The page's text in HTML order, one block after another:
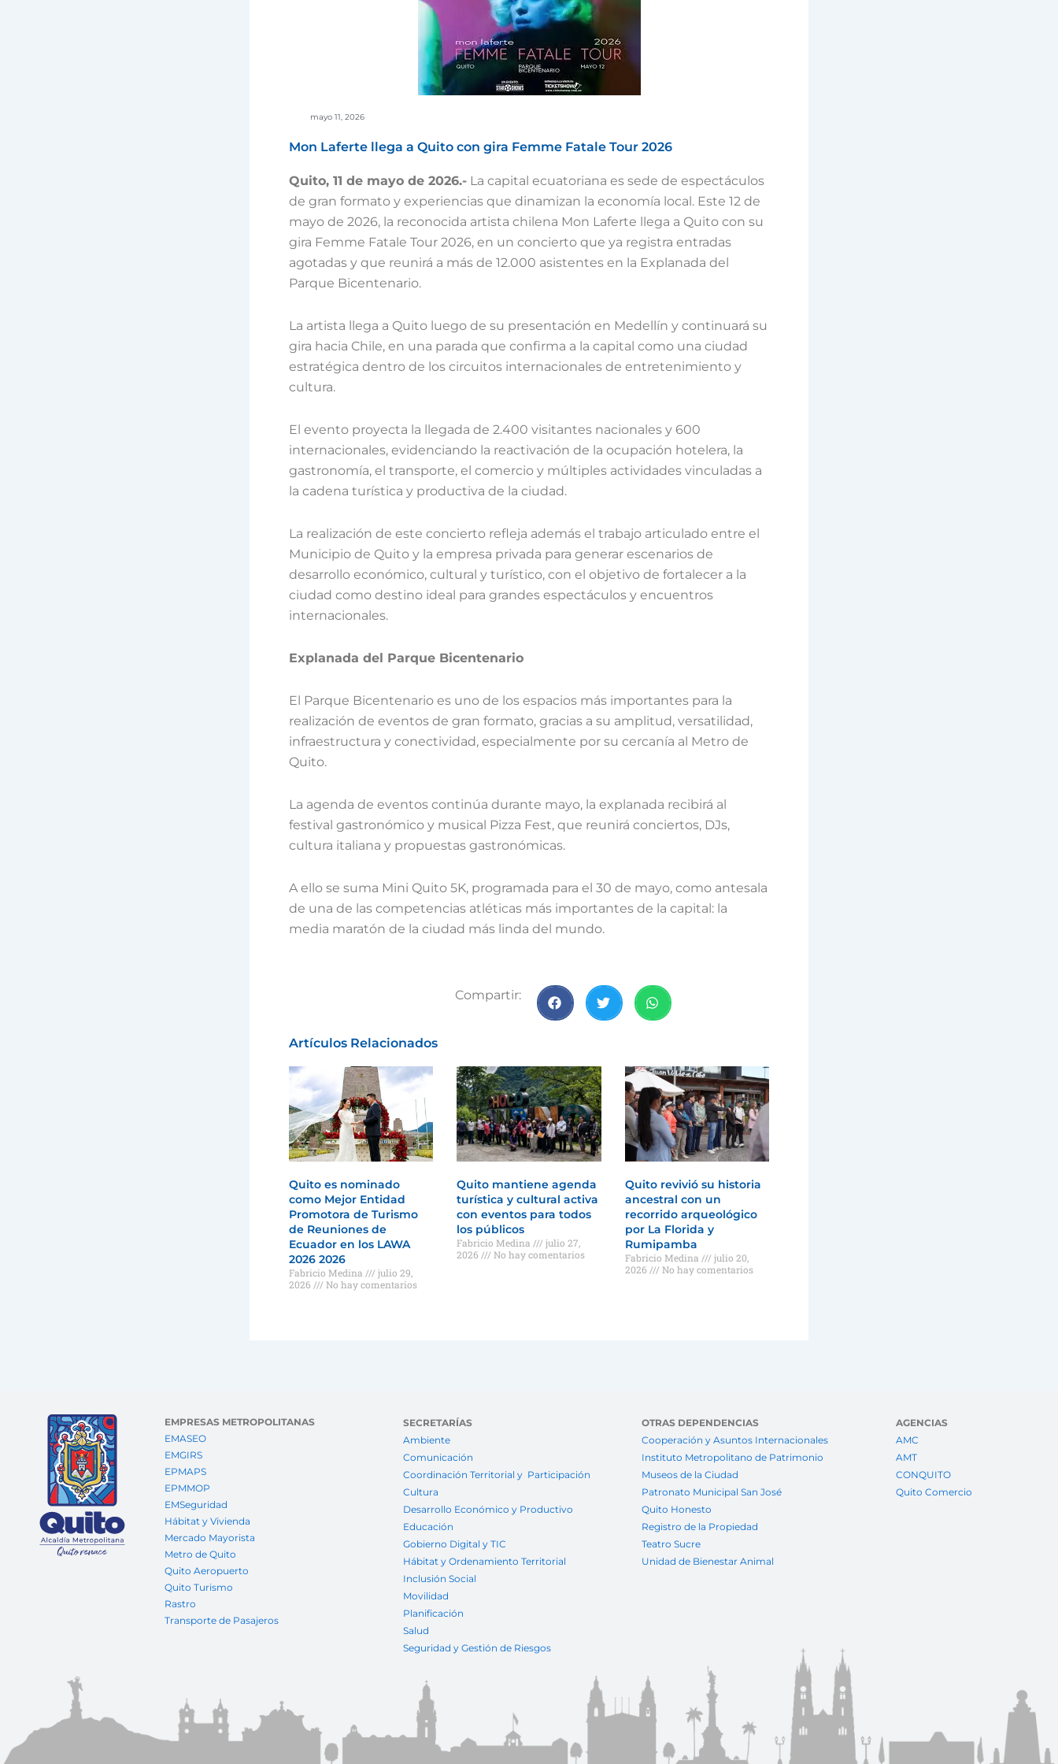
mayo 11, 2026
Mon Laferte llega a Quito con gira Femme Fatale Tour 2026
Quito, 11 de mayo de 2026.- La capital ecuatoriana es sede de espectáculos
de gran formato y experiencias que dinamizan la economía local. Este 12 de
mayo de 2026, la reconocida artista chilena Mon Laferte llega a Quito con su
gira Femme Fatale Tour 2026, en un concierto que ya registra entradas
agotadas y que reunirá a más de 12.000 asistentes en la Explanada del
Parque Bicentenario.
La artista llega a Quito luego de su presentación en Medellín y continuará su
gira hacia Chile, en una parada que confirma a la capital como una ciudad
estratégica dentro de los circuitos internacionales de entretenimiento y
cultura.
El evento proyecta la llegada de 2.400 visitantes nacionales y 600
internacionales, evidenciando la reactivación de la ocupación hotelera, la
gastronomía, el transporte, el comercio y múltiples actividades vinculadas a
la cadena turística y productiva de la ciudad.
La realización de este concierto refleja además el trabajo articulado entre el
Municipio de Quito y la empresa privada para generar escenarios de
desarrollo económico, cultural y turístico, con el objetivo de fortalecer a la
ciudad como destino ideal para grandes espectáculos y encuentros
internacionales.
Explanada del Parque Bicentenario
El Parque Bicentenario es uno de los espacios más importantes para la
realización de eventos de gran formato, gracias a su amplitud, versatilidad,
infraestructura y conectividad, especialmente por su cercanía al Metro de
Quito.
La agenda de eventos continúa durante mayo, la explanada recibirá al
festival gastronómico y musical Pizza Fest, que reunirá conciertos, DJs,
cultura italiana y propuestas gastronómicas.
A ello se suma Mini Quito 5K, programada para el 30 de mayo, como antesala
de una de las competencias atléticas más importantes de la capital: la
media maratón de la ciudad más linda del mundo.
Compartir:
Artículos Relacionados
Quito es nominado
como Mejor Entidad
Promotora de Turismo
de Reuniones de
Ecuador en los LAWA
2026 2026
Fabricio Medina
julio 29,
2026
No hay comentarios
Quito mantiene agenda
turística y cultural activa
con eventos para todos
los públicos
Fabricio Medina
julio 27,
2026
No hay comentarios
Quito revivió su historia
ancestral con un
recorrido arqueológico
por La Florida y
Rumipamba
Fabricio Medina
julio 20,
2026
No hay comentarios
EMPRESAS METROPOLITANAS
EMASEO
EMGIRS
EPMAPS
EPMMOP
EMSeguridad
Hábitat y Vivienda
Mercado Mayorista
Metro de Quito
Quito Aeropuerto
Quito Turismo
Rastro
Transporte de Pasajeros
SECRETARÍAS
Ambiente
Comunicación
Coordinación Territorial y Participación
Cultura
Desarrollo Económico y Productivo
Educación
Gobierno Digital y TIC
Hábitat y Ordenamiento Territorial
Inclusión Social
Movilidad
Planificación
Salud
Seguridad y Gestión de Riesgos
OTRAS DEPENDENCIAS
Cooperación y Asuntos Internacionales
Instituto Metropolitano de Patrimonio
Museos de la Ciudad
Patronato Municipal San José
Quito Honesto
Registro de la Propiedad
Teatro Sucre
Unidad de Bienestar Animal
AGENCIAS
AMC
AMT
CONQUITO
Quito Comercio